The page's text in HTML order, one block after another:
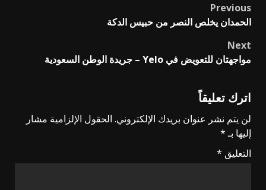
Post
navigation
Previous
الحمدان يخلص النصر من حبيس الدكة
Next
مواجهتان للتعويض في Yelo – جريدة الوطن السعودية
اترك تعليقاً
لن يتم نشر عنوان بريدك الإلكتروني. الحقول الإلزامية مشار
إليها بـ*
التعليق *